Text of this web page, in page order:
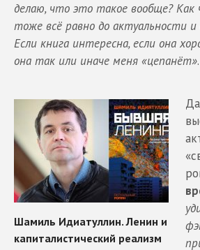
делаю, что это такое вообще?
тоже всё равно до актуальности
Если книга интересна, если она
она так или иначе меня «цепанёт».